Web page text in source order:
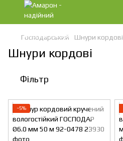
Господарський Шнури кордові
Шнури кордові
Фільтр
−5%